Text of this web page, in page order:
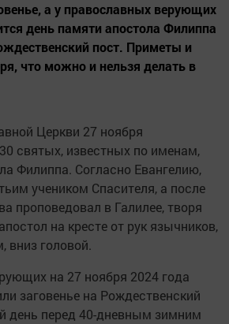
а у православных верующих
день памяти апостола Филиппа
пост. Приметы и
что можно и нельзя делать в
Церкви 27 ноября
святых, известных по именам,
Филиппа. Согласно Евангелию,
учеником Спасителя, а после
проповедовал в Галилее, творя
на кресте от рук язычников,
вниз головой.
на 27 ноября 2024 года
заговенье на Рождественский
день перед 40-дневным зимним